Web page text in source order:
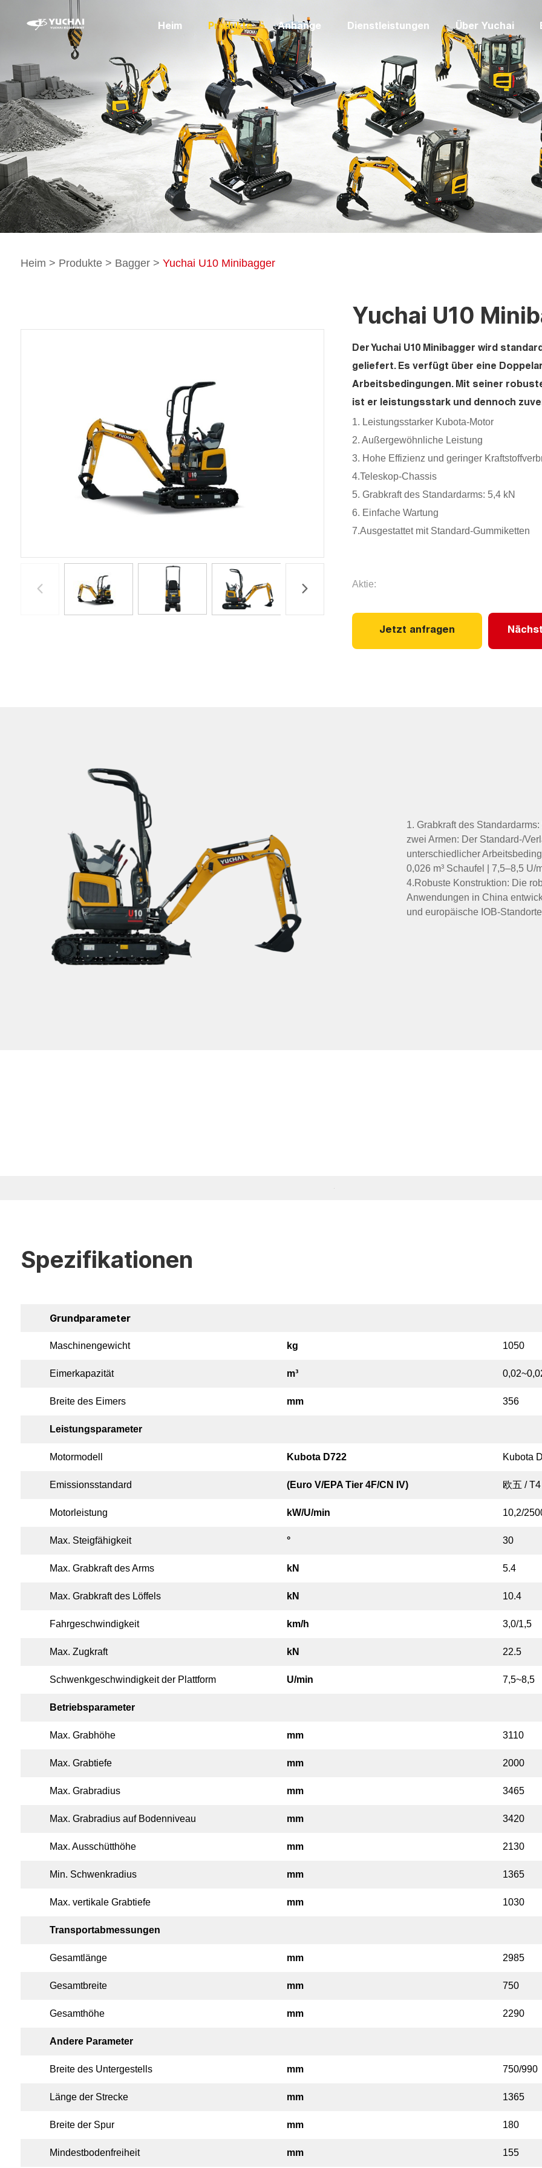
Heim Produkte Anhänge Dienstleistungen Über Yuchai
Heim > Produkte> Bagger> Yuchai U10 Minibagger
Yuchai U10
Der Yuchai U10 Minibagger wird
geliefert. Es verfügt über eine
Arbeitsbedingungen. Mit seiner
ist er leistungsstark und dennoch
1. Leistungsstarker Kubota-Motor
2. Außergewöhnliche Leistung
3. Hohe Effizienz und geringer
4.Teleskop-Chassis
5. Grabkraft des Standardarms: 5,4 kN
6. Einfache Wartung
7.Ausgestattet mit Standard-Gummiketten
Aktie:
Jetzt anfragen
1. Grabkraft des
zwei Armen: Der Standard-/
unterschiedlicher
0,026 m³ Schaufel | 7,5–8,5
4.Robuste Konstruktion: Die
Anwendungen in China
und europäische IOB-
Spezifikationen
Grundparameter
Maschinengewicht kg 1050
Eimerkapazität m³
Breite des Eimers mm 356
Leistungsparameter
Motormodell Kubota D722 Kubota
Emissionsstandard (Euro V/EPA Tier 4F/CN IV) 欧五 /
Motorleistung kW/U/min 10,2/
Max. Steigfähigkeit ° 30
Max. Grabkraft des Arms kN 5.4
Max. Grabkraft des Löffels kN 10.4
Fahrgeschwindigkeit km/h 3,0/1,5
Max. Zugkraft kN 22.5
Schwenkgeschwindigkeit der Plattform U/min 7,5~8,5
Betriebsparameter
Max. Grabhöhe mm 3110
Max. Grabtiefe mm 2000
Max. Grabradius mm 3465
Max. Grabradius auf Bodenniveau mm 3420
Max. Ausschütthöhe mm 2130
Min. Schwenkradius mm 1365
Max. vertikale Grabtiefe mm 1030
Transportabmessungen
Gesamtlänge mm 2985
Gesamtbreite mm 750
Gesamthöhe mm 2290
Andere Parameter
Breite des Untergestells mm 750/990
Länge der Strecke mm 1365
Breite der Spur mm 180
Mindestbodenfreiheit mm 155